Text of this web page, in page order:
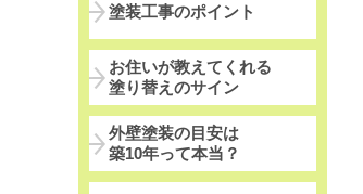
塗装工事のポイント
お住いが教えてくれる
塗り替えのサイン
外壁塗装の目安は
築10年って本当？